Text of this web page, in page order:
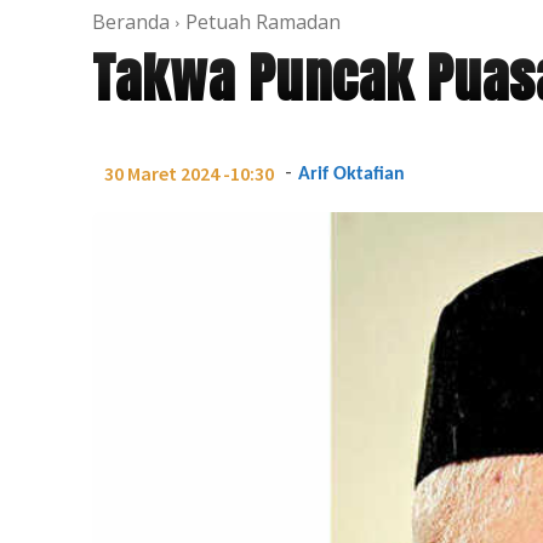
Beranda Petuah Ramadan
Takwa Puncak
30 Maret 2024 -10:30 - Arif Oktafian